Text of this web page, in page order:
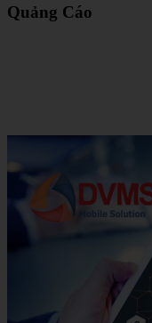
Quảng Cáo